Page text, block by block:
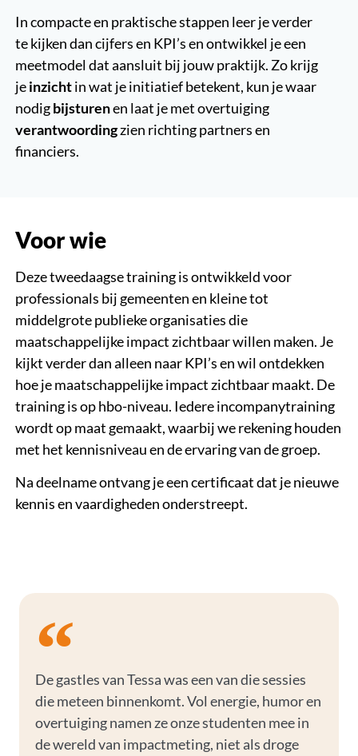
In compacte en praktische stappen leer je verder
te kijken dan cijfers en KPI’s en ontwikkel je een
meetmodel dat aansluit bij jouw praktijk. Zo krijg
jeinzichtin wat je initiatief betekent, kun je waar
nodigbijsturenen laat je met overtuiging
verantwoordingzien richting partners en
financiers.
Voor wie
Deze tweedaagse training is ontwikkeld voor
professionals bij gemeenten en kleine tot
middelgrote publieke organisaties die
maatschappelijke impact zichtbaar willen maken. Je
kijkt verder dan alleen naar KPI’s en wil ontdekken
hoe je maatschappelijke impact zichtbaar maakt. De
training is op hbo-niveau. Iedere incompanytraining
wordt op maat gemaakt, waarbij we rekening houden
met het kennisniveau en de ervaring van de groep.
Na deelname ontvang je een certificaat dat je nieuwe
kennis en vaardigheden onderstreept.
De gastles van Tessa was een van die sessies
die meteen binnenkomt. Vol energie, humor en
overtuiging namen ze onze studenten mee in
de wereld van impactmeting, niet als droge